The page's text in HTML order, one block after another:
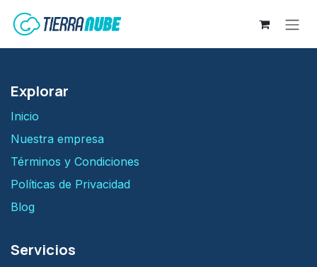
Explorar
Inicio
Nuestra empresa
Términos y Condiciones
Políticas de Privacidad
Blog
Servicios